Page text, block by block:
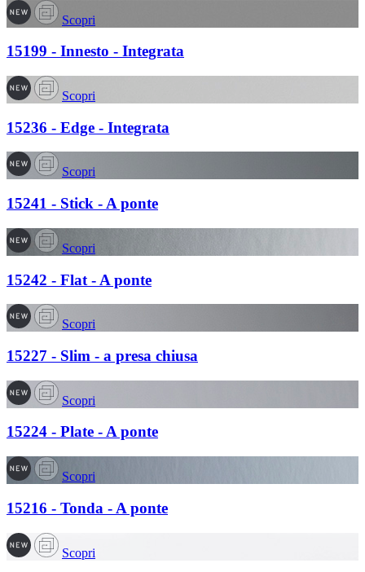
Scopri
15199 - Innesto - Integrata
Scopri
15236 - Edge - Integrata
Scopri
15241 - Stick - A ponte
Scopri
15242 - Flat - A ponte
Scopri
15227 - Slim - a presa chiusa
Scopri
15224 - Plate - A ponte
Scopri
15216 - Tonda - A ponte
Scopri